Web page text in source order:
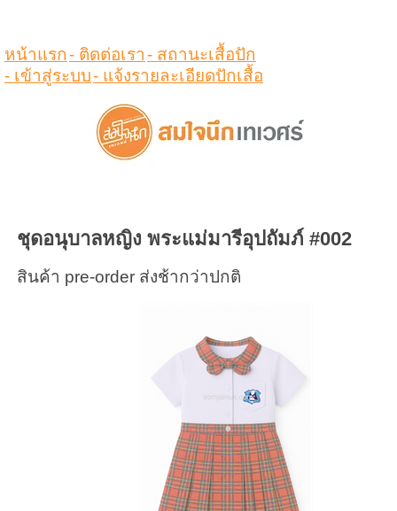
หน้าแรก- ติดต่อเรา- สถานะเสื้อปัก
- เข้าสู่ระบบ- แจ้งรายละเอียดปักเสื้อ
ชุดอนุบาลหญิง พระแม่มารีอุปถัมภ์ #002
สินค้า pre-order ส่งช้ากว่าปกติ